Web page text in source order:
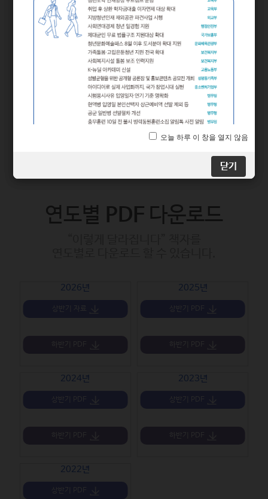
2025년 상반기부터 달라지는
시기별정책
연도별 PDF 다운로드
2026년 2025년
2024년 2023년
2022년
닫기
닫기